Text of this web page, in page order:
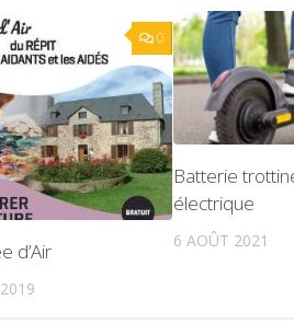
0
d’Air
Batterie
électrique
6 AOÛT 2021